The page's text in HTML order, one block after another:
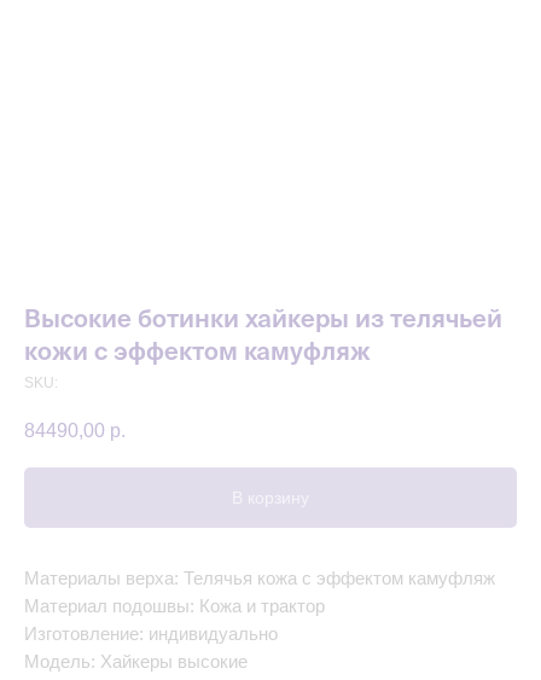
Высокие ботинки хайкеры из телячьей
кожи с эффектом камуфляж
SKU:
84490,00 р.
В корзину
Материалы верха: Телячья кожа с эффектом камуфляж
Материал подошвы: Кожа и трактор
Изготовление: индивидуально
Модель: Хайкеры высокие